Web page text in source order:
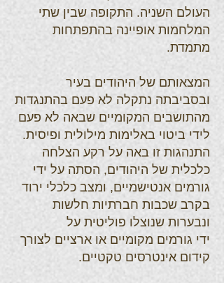
העולם השניה. התקופה שבין שתי
המלחמות אופיינה בהתפתחות
מתמדת.
המצאותם של היהודים בעיר
ובסביבתה נתקלה לא פעם בהתנגדות
מהתושבים המקומיים שבאה לא פעם
לידי ביטוי באלימות מילולית ופיסית.
התנהגות זו באה על רקע הצלחה
כלכלית של היהודים, הסתה על ידי
גורמים אנטישמיים, ומצב כלכלי ירוד
בקרב שכבות חברתיות חלשות
ונבערות שנוצלו פוליטית על
ידי גורמים מקומיים או ארציים לצורך
קידום אינטרסים טקטיים.